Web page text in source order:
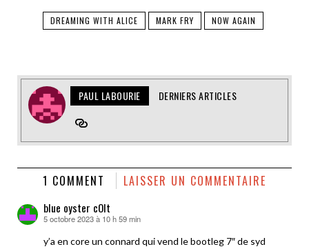
DREAMING WITH ALICE MARK FRY NOW AGAIN
PAUL LABOURIE DERNIERS ARTICLES
1 COMMENT LAISSER UN COMMENTAIRE
blue oyster cOlt
dit :
5 octobre 2023 à 10 h 59 min
y’a en core un connard qui vend le bootleg 7″ de syd